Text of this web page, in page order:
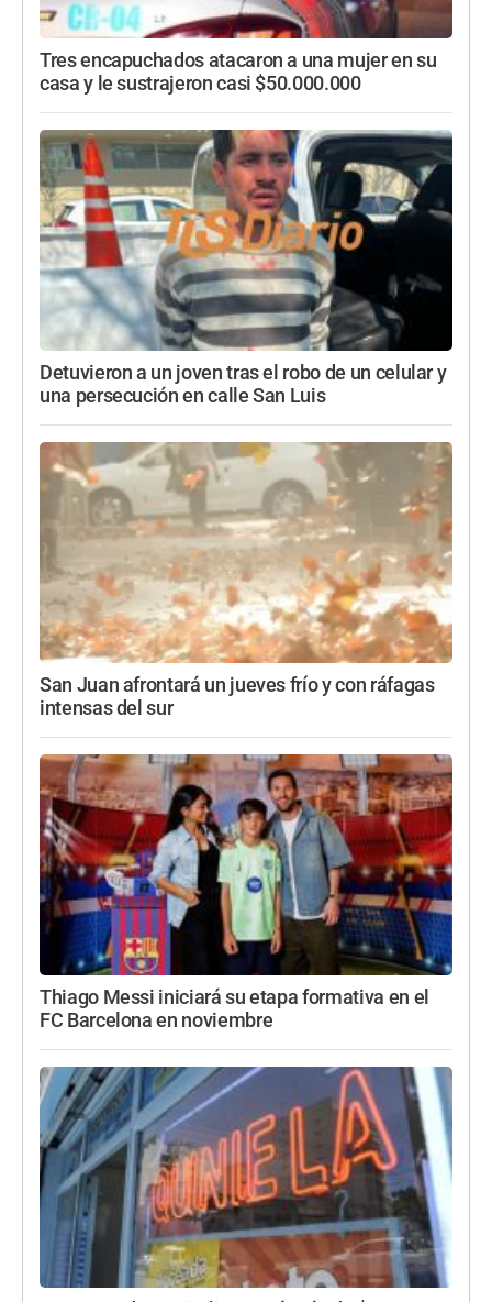
Tres encapuchados atacaron a una mujer en su
casa y le sustrajeron casi $50.000.000
Detuvieron a un joven tras el robo de un celular y
una persecución en calle San Luis
San Juan afrontará un jueves frío y con ráfagas
intensas del sur
Thiago Messi iniciará su etapa formativa en el
FC Barcelona en noviembre